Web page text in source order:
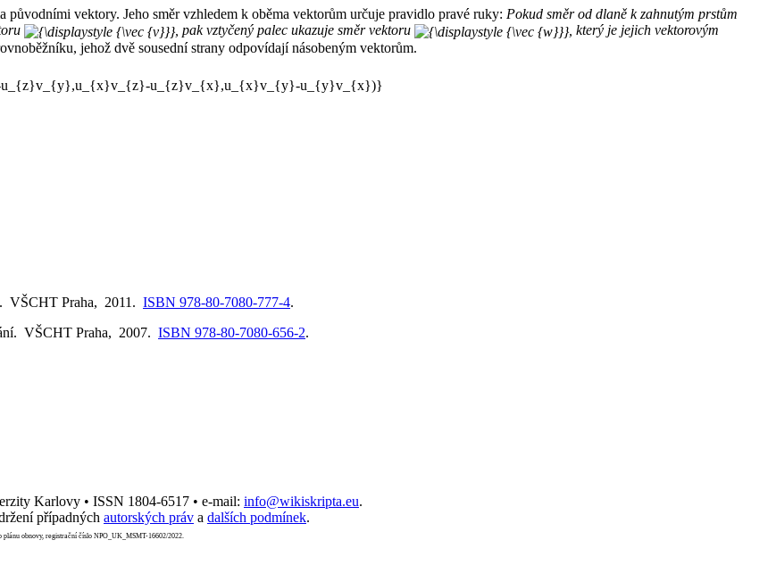
vektory. Jeho směr vzhledem k oběma vektorům určuje pravidlo pravé ruky: Pokud směr od dlaně k zahnutým prstům
, pak vztyčený palec ukazuje směr vektoru
, který je jejich vektorovým
jehož dvě sousední strany odpovídají násobeným vektorům.
VŠCHT Praha, 2011. ISBN 978-80-7080-777-4.
VŠCHT Praha, 2007. ISBN 978-80-7080-656-2.
Karlovy • ISSN 1804-6517 • e-mail: info@wikiskripta.eu.
případných autorských práv a dalších podmínek.
obnovy, registrační číslo NPO_UK_MSMT-16602/2022.